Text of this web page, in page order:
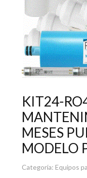
KIT24-
MESES
MODELO
Categoría: Equipos